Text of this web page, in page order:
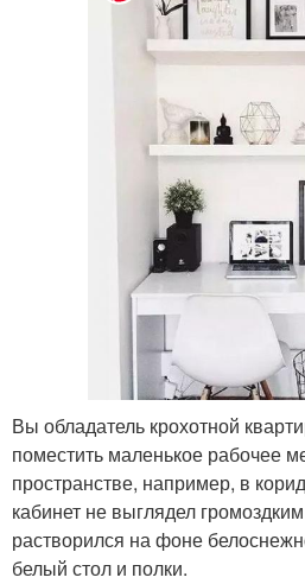
Вы обладатель крохотной
поместить маленькое рабочее
пространстве, например, в
кабинет не выглядел
растворился на фоне
белый стол и полки.